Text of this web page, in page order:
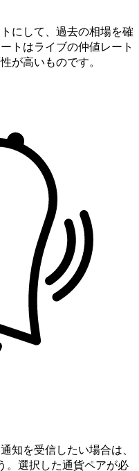
にして、過去の相場を確
トはライブの仲値レート
が高いものです。
知を受信したい場合は、
。選択した通貨ペアが必